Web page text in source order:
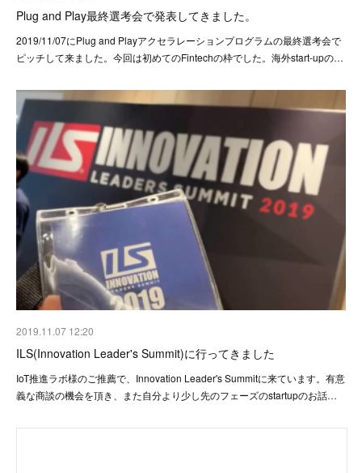
Plug and Play最終選考会で発表してきました。
2019/11/07にPlug and Playアクセラレーションプログラムの最終選考会で
ピッチして来ました。今回は初めてのFintechの枠でした。海外start-upの…
2019.11.07 12:20
ILS(Innovation Leader's Summit)に行ってきました
IoT推進ラボ様のご推薦で、Innovation Leader's Summitに来ています。有意
義な商談の機会を頂き、また自分より少し先のフェーズのstartupのお話…